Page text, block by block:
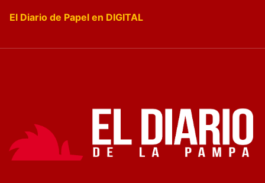
El Diario de Papel en DIGITAL